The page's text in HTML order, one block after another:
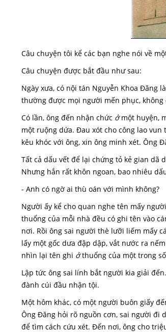
Câu chuyện tôi kể các bạn nghe nói về
Câu chuyện được bắt đầu như sau:
Ngày xưa, có nội tán Nguyễn Khoa Đăng
thường được mọi người mến phục,
Có lần, ông đến nhận chức ởmột huyện,
một ruộng dứa. Đau xót cho công lao
kêu khóc với ông, xin ông minh xét. Ông
Tất cả dấu vết để lại chứng tỏ kẻ gian dã
Nhưng hắn rất khôn ngoan, bao nhiêu
- Anh có ngờ ai thù oán với mình không?
Người ấy kể cho quan nghe tên mấy người
thuổng của mỗi nhà đều có ghi tên vào
nơi. Rồi ông sai người thè lưỡi liếm mấy
lấy một gốc dưa đập dập, vắt nước ra
nhìn lại tên ghi ởthuổng của một trong
Lập tức ông sai lính bắt người kia giải
đành cúi đầu nhận tội.
Một hôm khác, có một người buôn giấy
Ông Đăng hỏi rõ nguồn cơn, sai người đi
để tìm cách cứu xét. Đến nơi, ông cho